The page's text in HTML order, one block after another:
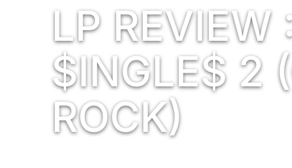
LP REVIEW
$INGLE$ 2
ROCK)